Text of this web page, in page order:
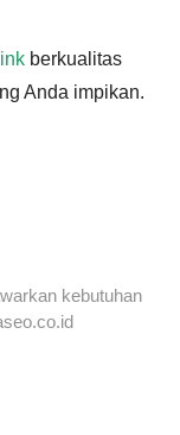
berkualitas
Anda impikan.
kebutuhan